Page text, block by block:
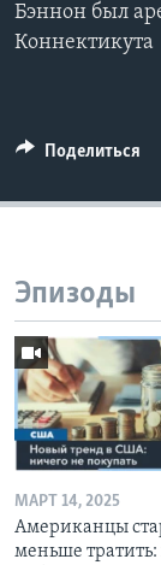
Бэннон был
Коннектикута
Поделиться
Эпизоды
МАРТ 14, 2025
Американцы
меньше тратить: